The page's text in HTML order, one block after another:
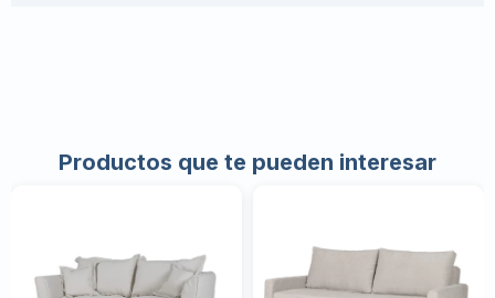
Productos que te pueden interesar